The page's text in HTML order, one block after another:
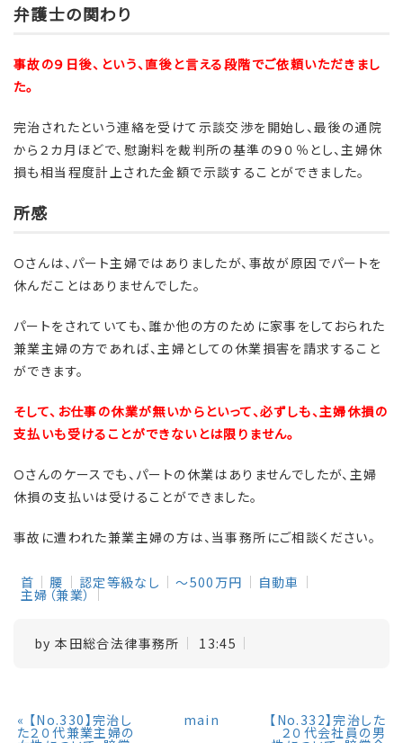
弁護士の関わり
事故の９日後、という、直後と言える段階でご依頼いただきまし
た。
完治されたという連絡を受けて示談交渉を開始し、最後の通院
から２カ月ほどで、慰謝料を裁判所の基準の９０％とし、主婦休
損も相当程度計上された金額で示談することができました。
所感
Ｏさんは、パート主婦ではありましたが、事故が原因でパートを
休んだことはありませんでした。
パートをされていても、誰か他の方のために家事をしておられた
兼業主婦の方であれば、主婦としての休業損害を請求すること
ができます。
そして、お仕事の休業が無いからといって、必ずしも、主婦休損の
支払いも受けることができないとは限りません。
Ｏさんのケースでも、パートの休業はありませんでしたが、主婦
休損の支払いは受けることができました。
事故に遭われた兼業主婦の方は、当事務所にご相談ください。
首 腰 認定等級なし ～500万円 自動車
主婦（兼業）
by本田総合法律事務所 13:45
« 【No.330】完治し
た２０代兼業主婦の
main 【No.332】完治した
２０代会社員の男